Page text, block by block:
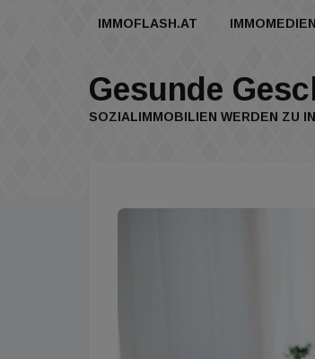
IMMOFLASH.AT
Gesunde
SOZIALIMMOBILIEN WERDEN ZU